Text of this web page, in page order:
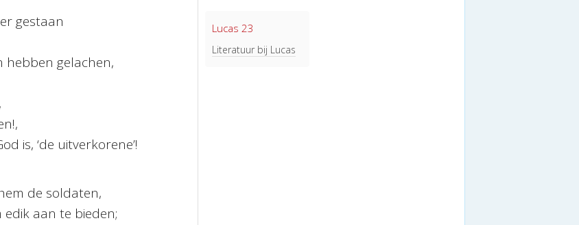
gestaan
hebben gelachen,
is, ‘de uitverkorene’!
Lucas 23
Literatuur bij Lucas
de soldaten,
aan te bieden;